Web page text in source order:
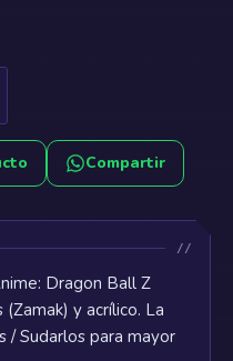
Compartir
Dragon Ball Z
y acrílico. La
/ Sudarlos para mayor